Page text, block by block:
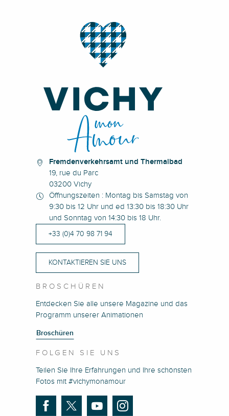
Fremdenverkehrsamt und Thermalbad
19, rue du Parc
03200 Vichy
Öffnungszeiten : Montag bis Samstag von
9:30 bis 12 Uhr und ed 13:30 bis 18:30 Uhr
und Sonntag von 14:30 bis 18 Uhr.
+33 (0)4 70 98 71 94
KONTAKTIEREN SIE UNS
BROSCHÜREN
Entdecken Sie alle unsere Magazine und das
Programm unserer Animationen
Broschüren
FOLGEN SIE UNS
Teilen Sie Ihre Erfahrungen und Ihre schönsten
Fotos mit #vichymonamour